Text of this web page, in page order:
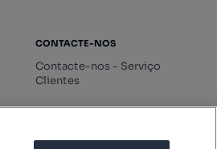
CONTACTE-NOS
Contacte-nos - Serviço
Clientes